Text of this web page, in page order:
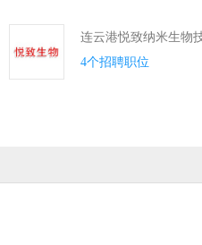
连云港悦致纳米生物
4个招聘职位